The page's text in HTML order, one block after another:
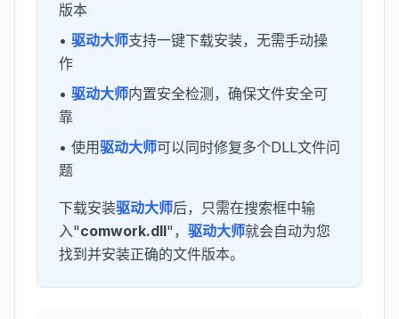
版本
• 驱动大师支持一键下载安装，无需手动操
作
• 驱动大师内置安全检测，确保文件安全可
靠
• 使用驱动大师可以同时修复多个DLL文件问
题
下载安装驱动大师后，只需在搜索框中输
入"comwork.dll"， 驱动大师就会自动为您
找到并安装正确的文件版本。